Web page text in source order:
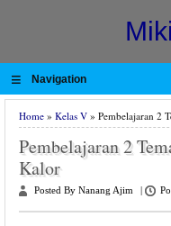
≡ Navigation
Home » Kelas V » Pembelajaran 2
Pembelajaran 2
Kalor
Posted By Nanang Ajim